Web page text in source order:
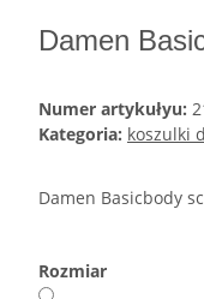
Damen
Numer artykułyu:
Kategoria: koszulki
Damen Basicbody
Rozmiar